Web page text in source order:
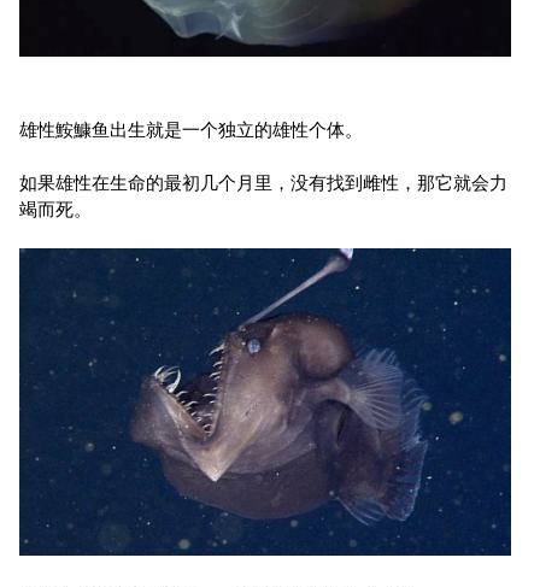
雄性鮟鱇鱼出生就是一个独立的雄性个体。
如果雄性在生命的最初几个月里，没有找到雌性，那它就会力
竭而死。